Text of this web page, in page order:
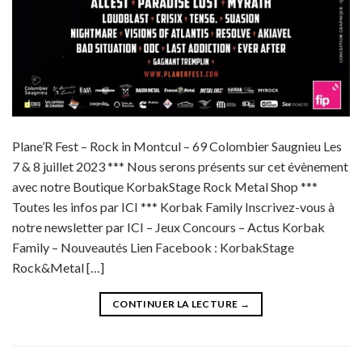
Plane’R Fest – Rock in Montcul – 69 Colombier Saugnieu Les
7 & 8 juillet 2023 *** Nous serons présents sur cet évènement
avec notre Boutique KorbakStage Rock Metal Shop ***
Toutes les infos par ICI *** Korbak Family Inscrivez-vous à
notre newsletter par ICI – Jeux Concours – Actus Korbak
Family – Nouveautés Lien Facebook : KorbakStage
Rock&Metal […]
CONTINUER LA LECTURE →